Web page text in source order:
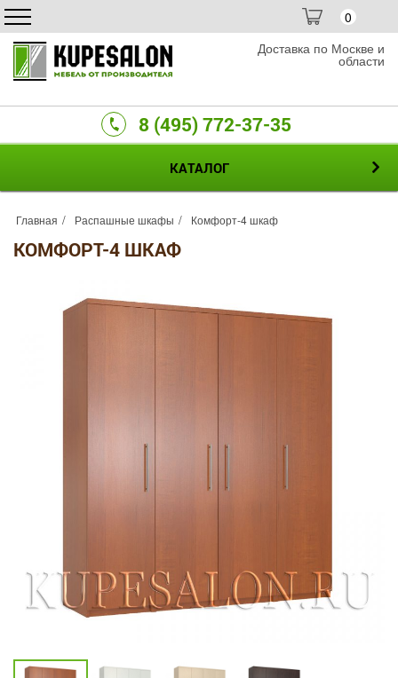
0
Доставка по Москве и
области
8 (495) 772-37-35
КАТАЛОГ
Главная Распашные шкафы Комфорт-4 шкаф
КОМФОРТ-4 ШКАФ